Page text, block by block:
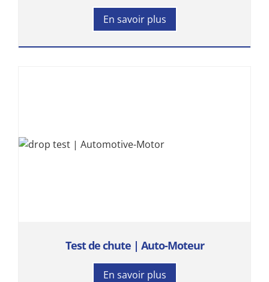
En savoir plus
Test de chute | Auto-Moteur
En savoir plus